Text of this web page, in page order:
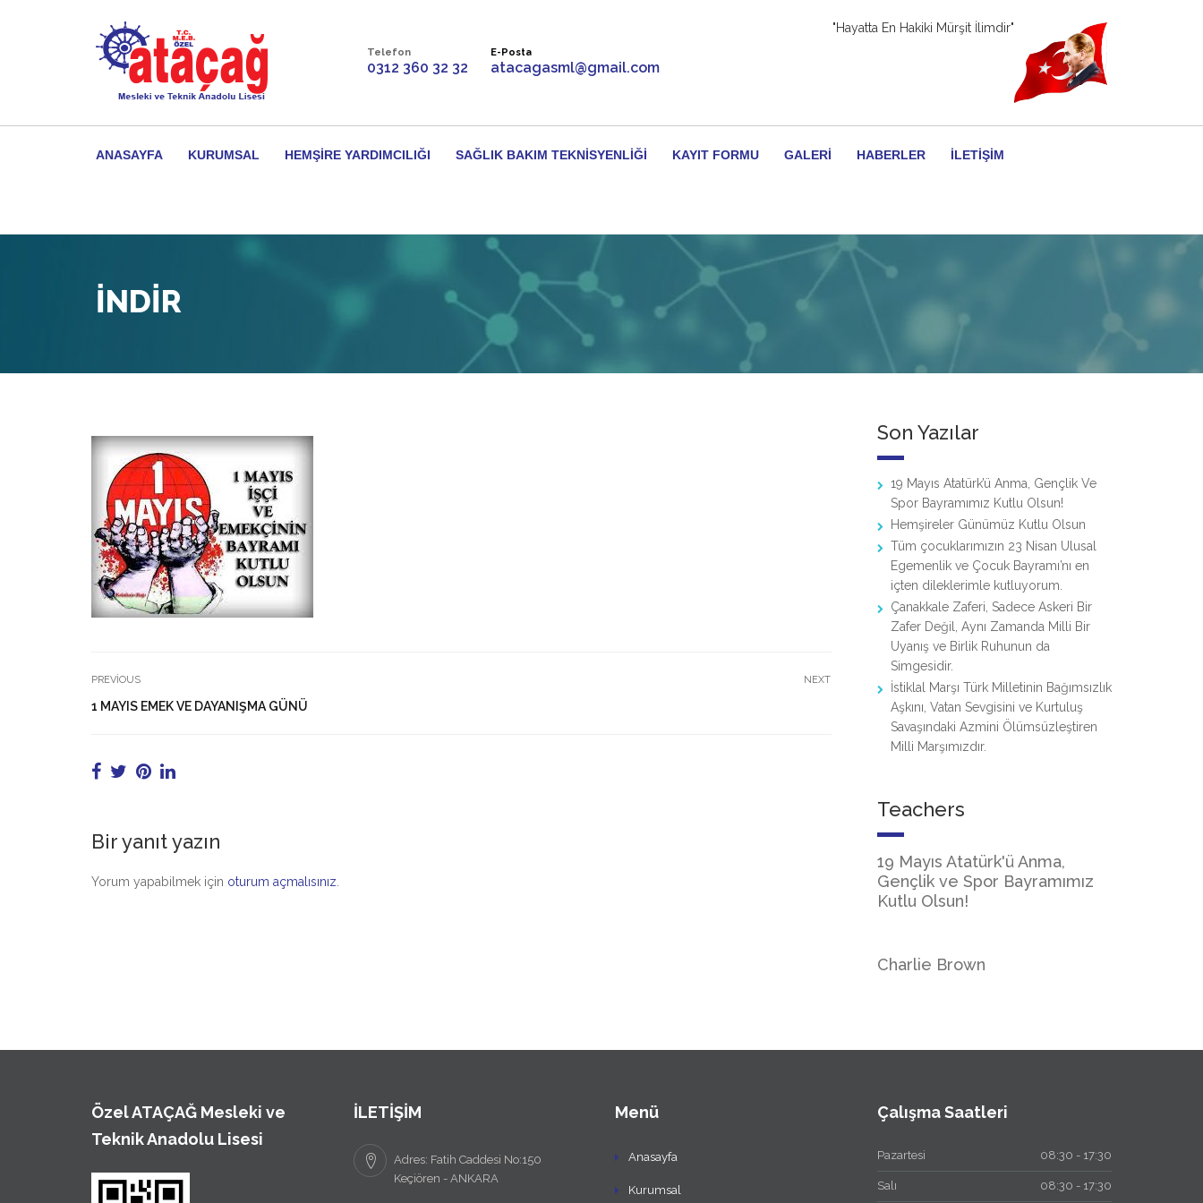
"Hayatta En Hakiki Mürşit İlimdir"
Telefon
0312 360 32 32
E-Posta
atacagasml@gmail.com
ANASAYFA KURUMSAL HEMŞIRE YARDIMCILIĞI SAĞLIK BAKIM TEKNISYENLIĞI KAYIT FORMU GALERI HABERLER İLETIŞIM
INDIR
PREVIOUS
1 MAYIS EMEK VE DAYANIŞMA GÜNÜ
NEXT
Bir yanıt yazın
Yorum yapabilmek için oturum açmalısınız.
Son Yazılar
19 Mayıs Atatürk’ü Anma, Gençlik Ve
Spor Bayramımız Kutlu Olsun!
Hemşireler Günümüz Kutlu Olsun
Tüm çocuklarımızın 23 Nisan Ulusal
Egemenlik ve Çocuk Bayramı’nı en
içten dileklerimle kutluyorum.
Çanakkale Zaferi, Sadece Askeri Bir
Zafer Değil, Aynı Zamanda Milli Bir
Uyanış ve Birlik Ruhunun da
Simgesidir.
İstiklal Marşı Türk Milletinin Bağımsızlık
Aşkını, Vatan Sevgisini ve Kurtuluş
Savaşındaki Azmini Ölümsüzleştiren
Milli Marşımızdır.
Teachers
19 Mayıs Atatürk'ü Anma,
Gençlik ve Spor Bayramımız
Kutlu Olsun!
Charlie Brown
Özel ATAÇAĞ Mesleki ve
Teknik Anadolu Lisesi
İLETİŞİM
Adres: Fatih Caddesi No:150
Keçiören - ANKARA
Menü
Anasayfa
Kurumsal
Çalışma Saatleri
Pazartesi 08:30 - 17:30
Salı 08:30 - 17:30